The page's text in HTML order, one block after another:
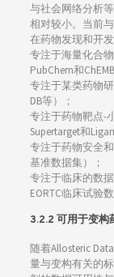
与社会网络分析
相对较小。当前
在药物发现和开
专注于海量化合
PubChem和
专注于某类药物
DB等）；
专注于药物靶点-
Supertarget和
专注于药物安全和
基准数据集）；
专注于临床的数
EORTC临床试验
3.2.2 可用于变构
随着Allosteric
量与变构有关的